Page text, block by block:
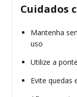
Cuidados
Mantenha
uso
Utilize a
Evite quedas